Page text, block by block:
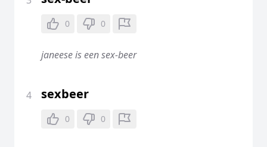
0 0
janeese is een sex-beer
4 sexbeer
0 0